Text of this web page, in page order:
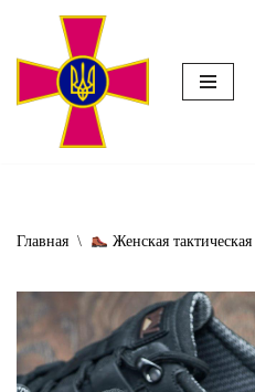
Перейти
содержимому
Главная \ Женская